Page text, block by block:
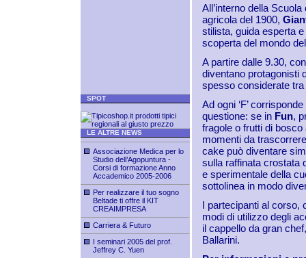
SPOT
LE ALTRE NEWS
Associazione Medica per lo
Studio dell’Agopuntura -
Corsi di formazione Anno
Accademico 2005-2006
Per realizzare il tuo sogno
Beltade ti offre il KIT
CREAIMPRESA
Carriera & Futuro
I seminari 2005 del prof.
Jeffrey C. Yuen
All’interno della
agricola del 1900,
stilista, guida esperta
scoperta del mondo
A partire dalle 9.30,
diventano protagonisti
spesso considerate
Ad ogni ‘F’
questione: se in Fun,
fragole o frutti di
momenti da
cake può diventare
sulla raffinata crostata
e sperimentale della
sottolinea in modo
I partecipanti al corso,
modi di utilizzo degli
il cappello da gran
Ballarini.